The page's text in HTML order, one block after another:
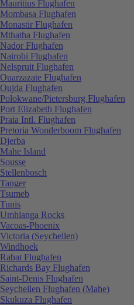
Mauritius Flughafen
Mombasa Flughafen
Monastir Flughafen
Mthatha Flughafen
Nador Flughafen
Nairobi Flughafen
Nelspruit Flughafen
Ouarzazate Flughafen
Oujda Flughafen
Polokwane/Pietersburg Flughafen
Port Elizabeth Flughafen
Praia Intl. Flughafen
Pretoria Wonderboom Flughafen
Djerba
Mahe Island
Sousse
Stellenbosch
Tanger
Tsumeb
Tunis
Umhlanga Rocks
Vacoas-Phoenix
Victoria (Seychellen)
Windhoek
Rabat Flughafen
Richards Bay Flughafen
Saint-Denis Flughafen
Seychellen Flughafen (Mahe)
Skukuza Flughafen